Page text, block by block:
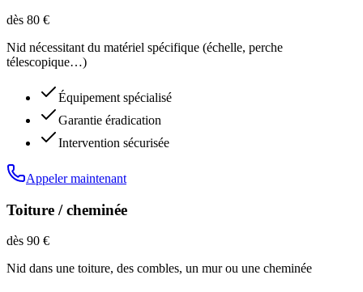
dès 80 €
Nid nécessitant du matériel spécifique (échelle, perche
télescopique…)
Équipement spécialisé
Garantie éradication
Intervention sécurisée
Appeler maintenant
Toiture / cheminée
dès 90 €
Nid dans une toiture, des combles, un mur ou une cheminée